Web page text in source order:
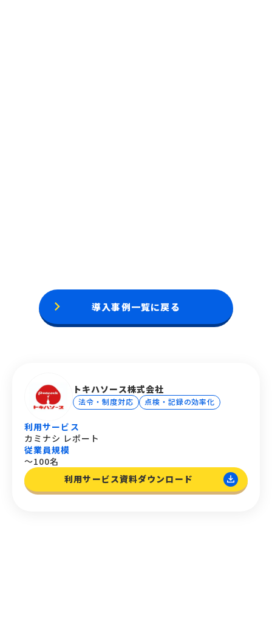
keyboard_arrow_right 導入事例一覧に戻る
トキハソース株式会社
法令・制度対応 点検・記録の効率化
利用サービス
カミナシ レポート
従業員規模
〜100名
利用サービス資料ダウンロード